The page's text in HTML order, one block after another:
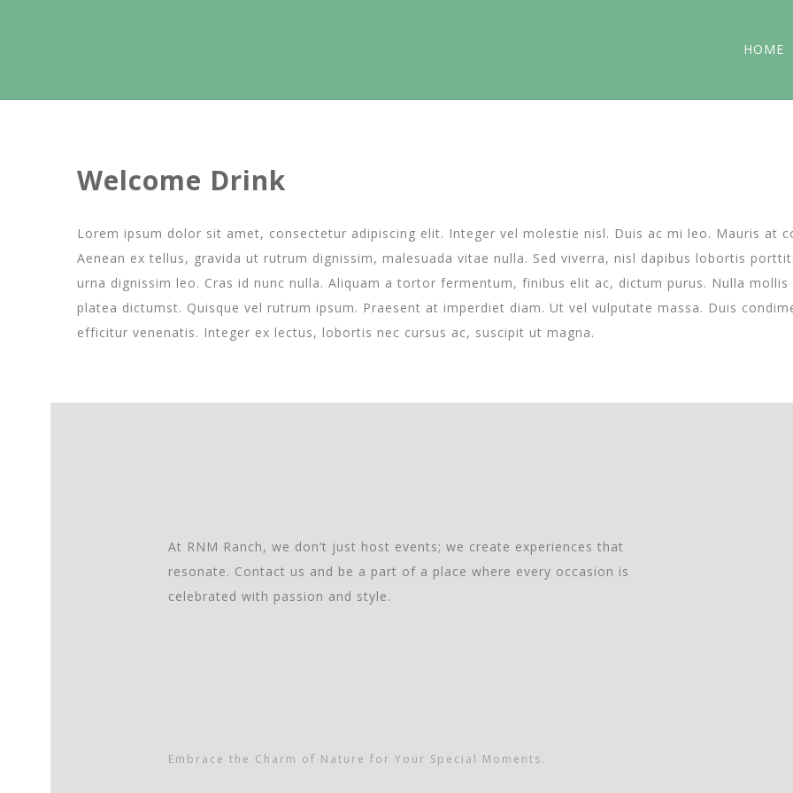
HOME
Welcome Drink
Lorem ipsum dolor sit amet, consectetur adipiscing elit. Integer vel molestie nisl. Duis ac mi leo. Mauris at
Aenean ex tellus, gravida ut rutrum dignissim, malesuada vitae nulla. Sed viverra, nisl dapibus lobortis
urna dignissim leo. Cras id nunc nulla. Aliquam a tortor fermentum, finibus elit ac, dictum purus. Nulla
platea dictumst. Quisque vel rutrum ipsum. Praesent at imperdiet diam. Ut vel vulputate massa. Duis
efficitur venenatis. Integer ex lectus, lobortis nec cursus ac, suscipit ut magna.
At RNM Ranch, we don’t just host events; we create experiences that
resonate. Contact us and be a part of a place where every occasion is
celebrated with passion and style.
Embrace the Charm of Nature for Your Special Moments.